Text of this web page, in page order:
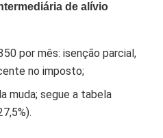
de alívio
por mês: isenção parcial,
no imposto;
muda; segue a tabela